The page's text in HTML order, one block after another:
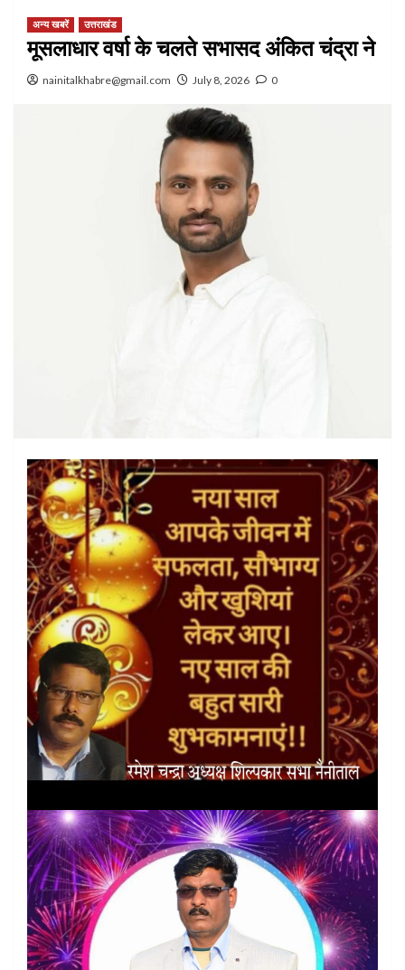
अन्य खबरें उत्तराखंड
मूसलाधार वर्षा के चलते सभासद अंकित चंद्रा ने
nainitalkhabre@gmail.com July 8, 2026 0